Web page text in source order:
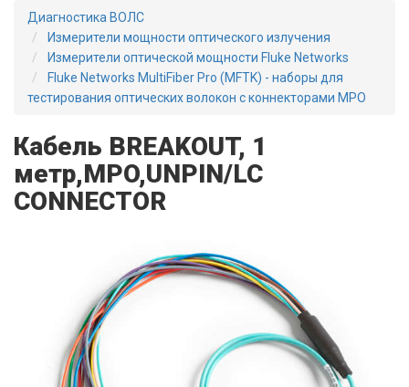
Диагностика ВОЛС
Измерители мощности оптического излучения
Измерители оптической мощности Fluke Networks
Fluke Networks MultiFiber Pro (MFTK) - наборы для
тестирования оптических волокон с коннекторами MPO
Кабель BREAKOUT, 1
метр,MPO,UNPIN/LC
CONNECTOR